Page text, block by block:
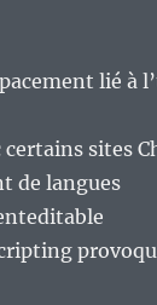
lié à
sites
de langues